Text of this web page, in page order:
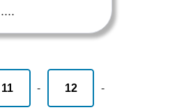
11 - 12 -